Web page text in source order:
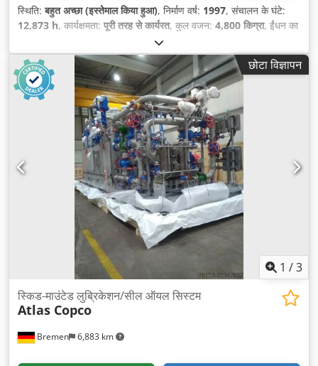
स्थिति:बहुत अच्छा (इस्तेमाल किया हुआ), निर्माण वर्ष: 1997, संचालन के घंटे:
12,873 h, कार्यक्षमता: पूरी तरह से कार्यरत, कुल वजन: 4,800 किग्रा, ईंधन का
, समामान्य शक्ति (प्रतीत):300 केवीए
DIESEL, शीतलन प्रकार:पानी,
छोटा विज्ञापन
1 /3
Bremen 6,883 km
स्किड-माउंटेड लुब्रिकेशन/सील ऑयल सिस्टम
Atlas Copco